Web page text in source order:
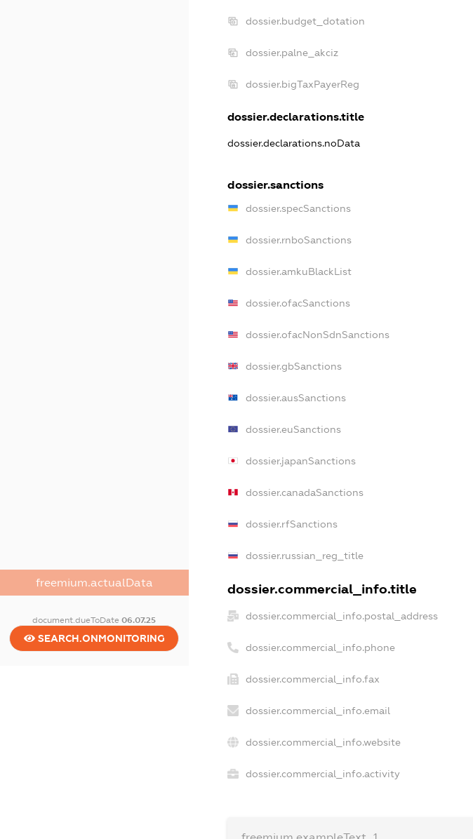
freemium.actualData
document.dueToDate06.07.25
SEARCH.ONMONITORING
dossier.budget_dotation
dossier.palne_akciz
dossier.bigTaxPayerReg
dossier.declarations.title
dossier.declarations.noData
dossier.sanctions
dossier.specSanctions
dossier.rnboSanctions
dossier.amkuBlackList
dossier.ofacSanctions
dossier.ofacNonSdnSanctions
dossier.gbSanctions
dossier.ausSanctions
dossier.euSanctions
dossier.japanSanctions
dossier.canadaSanctions
dossier.rfSanctions
dossier.russian_reg_title
dossier.commercial_info.title
dossier.commercial_info.postal_address
dossier.commercial_info.phone
dossier.commercial_info.fax
dossier.commercial_info.email
dossier.commercial_info.website
dossier.commercial_info.activity